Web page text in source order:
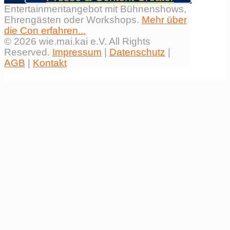
Entertainmentangebot mit Bühnenshows,
Ehrengästen oder Workshops. Mehr über
die Con erfahren...
© 2026 wie.mai.kai e.V. All Rights
Reserved. Impressum Datenschutz
AGB
Kontakt